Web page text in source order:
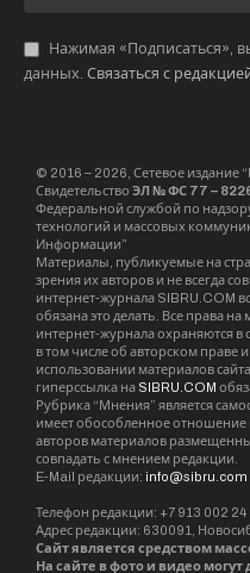
Нажимая «Подписаться»,
данных. Связаться с
© 2016 – 2026, Сетевое издание
Свидетельство ЭЛ № ФС 77 –
Федеральной службой по
технологий и массовых
Информации”
Материалы, публикуемые на
зрения их авторов и не всегда
интернет-журнала SIBRU.COM
обязана это делать. Все права
интернет-журнала охраняются в
в том числе об авторском
использовании материалов
гиперссылка на SIBRU.COM
Рубрика “Мнения” является
имеет обособленное отношение
авторов материалов
совпадать с мнением редакции.
E-Mail редакции: info@sibru.com
Телефон редакции: +7 913 002 24
Адрес редакции: 630091,
Сайт является средством
На сайте в фото и видео